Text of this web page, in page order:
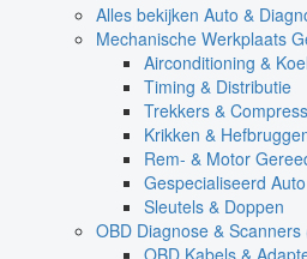
Alles bekijken Auto &
Mechanische Werkplaats
Airconditioning &
Timing & Distributie
Trekkers &
Krikken &
Rem- & Motor
Gespecialiseerd
Sleutels & Doppen
OBD Diagnose & Scanners
OBD Kabels &